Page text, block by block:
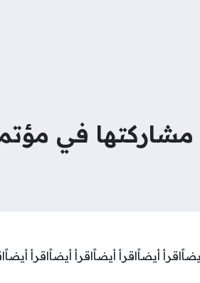
مشاركتها في
أيضاًاقرأ أيضاًاقرأ أيضاًاقرأ